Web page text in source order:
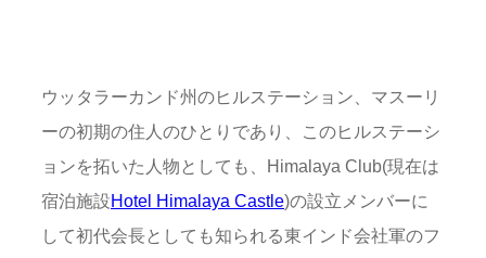
ウッタラーカンド州のヒルステーション、マスーリ
ーの初期の住人のひとりであり、このヒルステーシ
ョンを拓いた人物としても、Himalaya Club(現在は
宿泊施設Hotel Himalaya Castle)の設立メンバーに
して初代会長としても知られる東インド会社軍のフ